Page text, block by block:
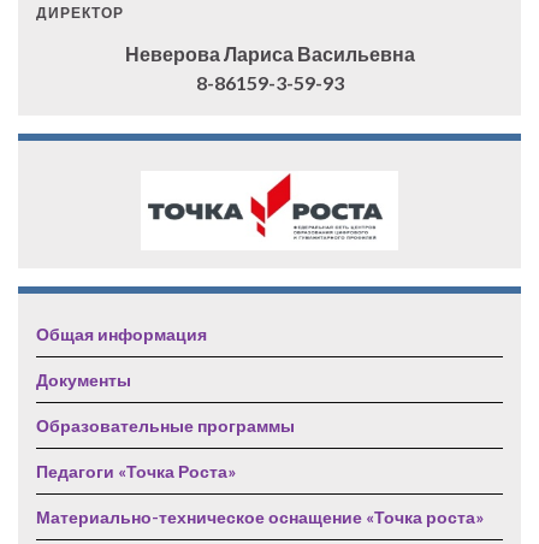
ДИРЕКТОР
Неверова Лариса Васильевна
8-86159-3-59-93
Общая информация
Документы
Образовательные программы
Педагоги «Точка Роста»
Материально-техническое оснащение «Точка роста»